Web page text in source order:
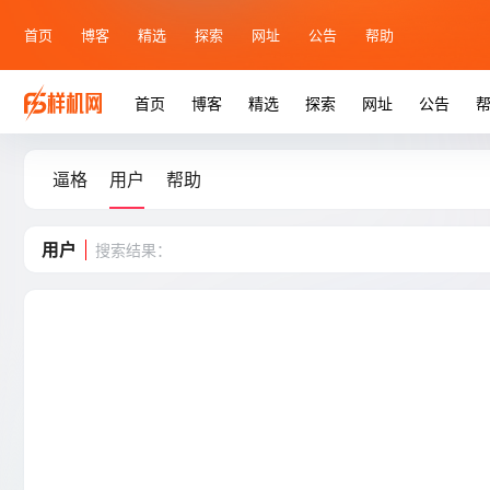
首页 博客 精选 探索 网址 公告 帮助
首页 博客 精选 探索 网址 公告
逼格 用户 帮助
用户 搜索结果：